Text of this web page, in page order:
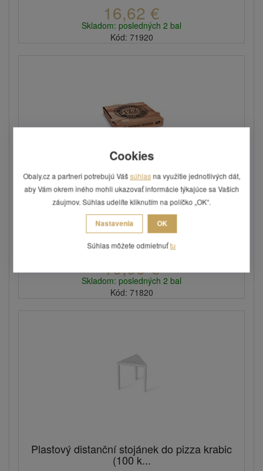
16,62 €
Skladom: posledných 2 bal
Kód: 71920
Pizza krabice kraftové
Dodávané v rozloženom stave.
Viac variantov
19,99 €
Skladom: posledných 2 bal
Kód: 71820
Plastový distanční stojánek do pizza krabic
(100 k...
Cookies
Obaly.cz a partneri potrebujú Vášsúhlas na využitie jednotlivých dát,
aby Vám okrem iného mohli ukazovať informácie týkajúce sa Vašich
záujmov. Súhlas udelíte kliknutím na políčko „OK“.
Nastavenia OK
Súhlas môžete odmietnuťtu